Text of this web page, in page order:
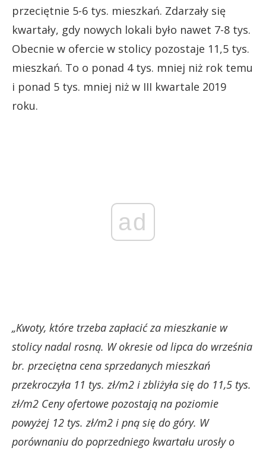
przeciętnie 5-6 tys. mieszkań. Zdarzały się
kwartały, gdy nowych lokali było nawet 7-8 tys.
Obecnie w ofercie w stolicy pozostaje 11,5 tys.
mieszkań. To o ponad 4 tys. mniej niż rok temu
i ponad 5 tys. mniej niż w III kwartale 2019
roku.
ad
„Kwoty, które trzeba zapłacić za mieszkanie w
stolicy nadal rosną. W okresie od lipca do września
br. przeciętna cena sprzedanych mieszkań
przekroczyła 11 tys. zł/m2 i zbliżyła się do 11,5 tys.
zł/m2 Ceny ofertowe pozostają na poziomie
powyżej 12 tys. zł/m2 i pną się do góry. W
porównaniu do poprzedniego kwartału urosły o